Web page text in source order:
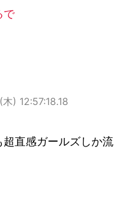
で
) 12:57:18.18
直感ガールズしか流